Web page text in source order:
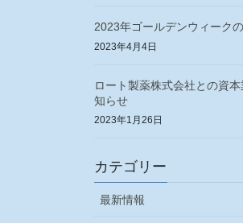
2023年ゴールデンウィーク
2023年4月4日
ロート製薬株式会社との資
知らせ
2023年1月26日
カテゴリー
最新情報